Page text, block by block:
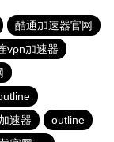
酷通加速器官网
vρn加速器
速器
outline